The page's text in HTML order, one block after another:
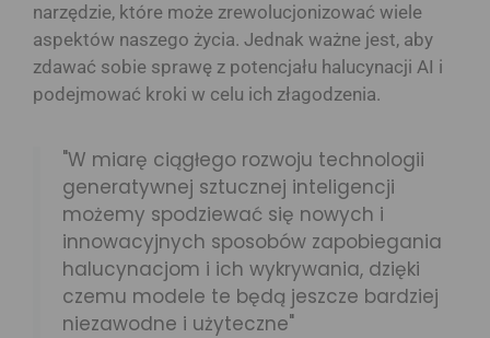
narzędzie, które może zrewolucjonizować wiele
aspektów naszego życia. Jednak ważne jest, aby
zdawać sobie sprawę z potencjału halucynacji AI i
podejmować kroki w celu ich złagodzenia.
"W miarę ciągłego rozwoju technologii
generatywnej sztucznej inteligencji
możemy spodziewać się nowych i
innowacyjnych sposobów zapobiegania
halucynacjom i ich wykrywania, dzięki
czemu modele te będą jeszcze bardziej
niezawodne i użyteczne"